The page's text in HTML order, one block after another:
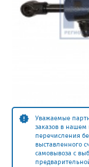
Уважаемые
заказов в нашем
перечисления
выставленного
самовывоза с